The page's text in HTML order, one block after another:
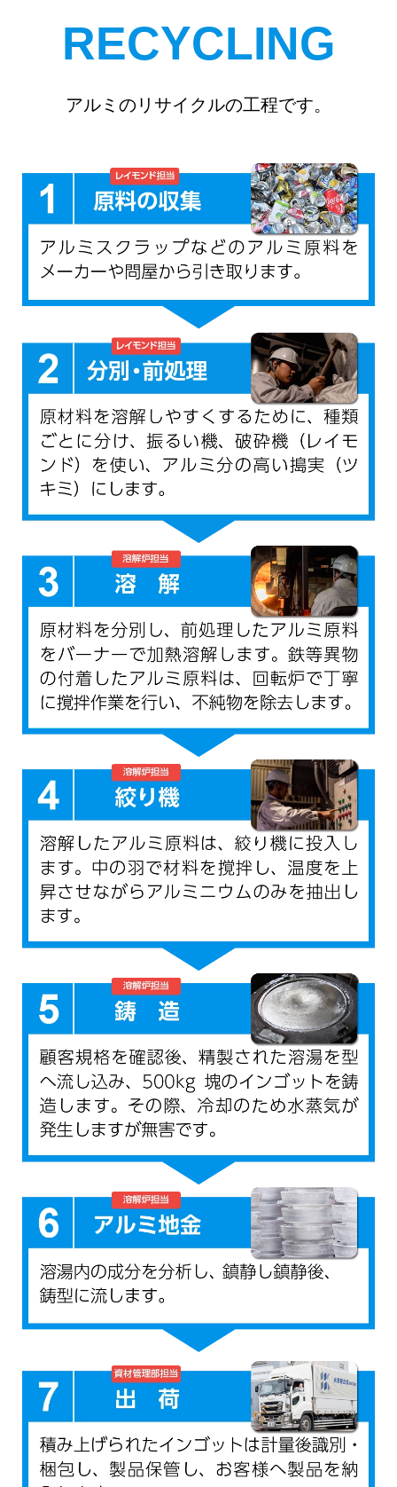
RECYCLING
アルミのリサイクルの工程です。